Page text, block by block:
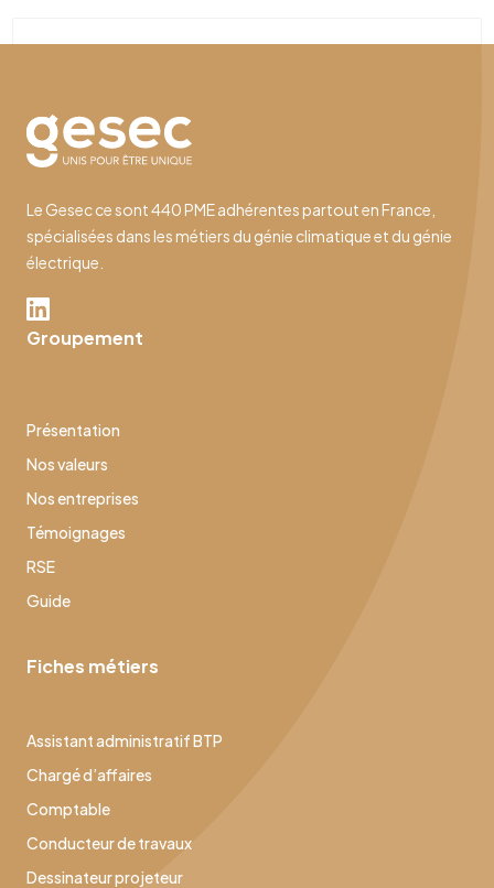
Le Gesec ce sont 440 PME adhérentes partout en France,
spécialisées dans les métiers du génie climatique et du génie
électrique.
Groupement
Présentation
Nos valeurs
Nos entreprises
Témoignages
RSE
Guide
Fiches métiers
Assistant administratif BTP
Chargé d’affaires
Comptable
Conducteur de travaux
Dessinateur projeteur